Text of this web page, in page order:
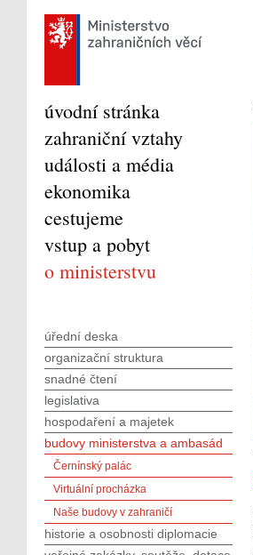
úvodní stránka
zahraniční vztahy
události a média
ekonomika
cestujeme
vstup a pobyt
o ministerstvu
úřední deska
organizační struktura
snadné čtení
legislativa
hospodaření a majetek
budovy ministerstva a ambasád
Černínský palác
Virtuální procházka
Naše budovy v zahraničí
historie a osobnosti diplomacie